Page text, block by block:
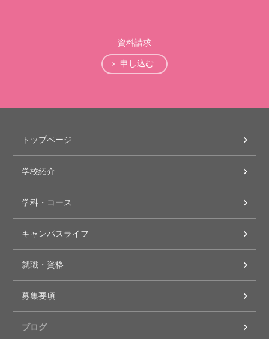
資料請求
申し込む
トップページ
学校紹介
学科・コース
キャンパスライフ
就職・資格
募集要項
ブログ